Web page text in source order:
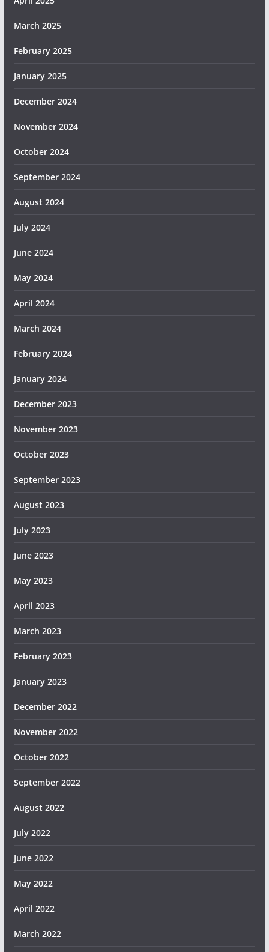
March 2025
February 2025
January 2025
December 2024
November 2024
October 2024
September 2024
August 2024
July 2024
June 2024
May 2024
April 2024
March 2024
February 2024
January 2024
December 2023
November 2023
October 2023
September 2023
August 2023
July 2023
June 2023
May 2023
April 2023
March 2023
February 2023
January 2023
December 2022
November 2022
October 2022
September 2022
August 2022
July 2022
June 2022
May 2022
April 2022
March 2022